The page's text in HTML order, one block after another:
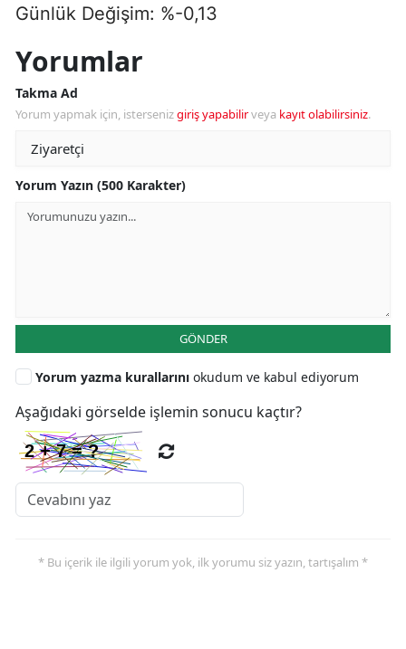
Günlük Değişim: %-0,13
Yorumlar
Takma Ad
Yorum yapmak için, istersenizgiriş yapabilirveya kayıt olabilirsiniz.
Yorum Yazın (500 Karakter)
GÖNDER
Yorum yazma kurallarını okudum ve kabul ediyorum
Aşağıdaki görselde işlemin sonucu kaçtır?
* Bu içerik ile ilgili yorum yok, ilk yorumu siz yazın, tartışalım *